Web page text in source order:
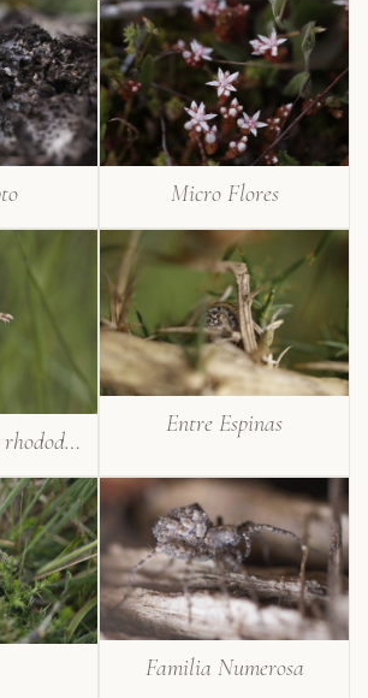
Micro Flores
Cnaemidophorus rhododactyla
Entre Espinas
Familia Numerosa